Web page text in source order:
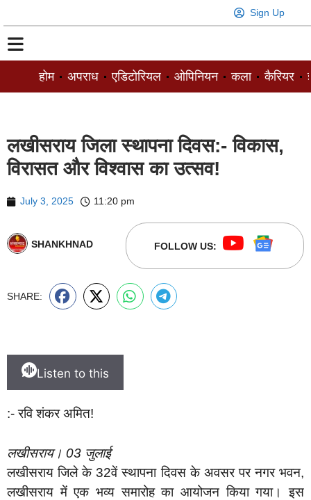
Sign Up
होम अपराध एडिटोरियल ओपिनियन कला कैरियर
लखीसराय जिला स्थापना दिवस:- विकास,
विरासत और विश्वास का उत्सव!
July 3, 2025 11:20 pm
SHANKHNAD FOLLOW US:
SHARE:
Listen to this
:- रवि शंकर अमित!
लखीसराय। 03 जुलाई
लखीसराय जिले के 32वें स्थापना दिवस के अवसर पर नगर भवन,
लखीसराय में एक भव्य समारोह का आयोजन किया गया। इस